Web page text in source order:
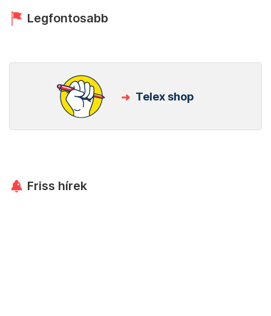
Legfontosabb
Telex shop
Friss hírek